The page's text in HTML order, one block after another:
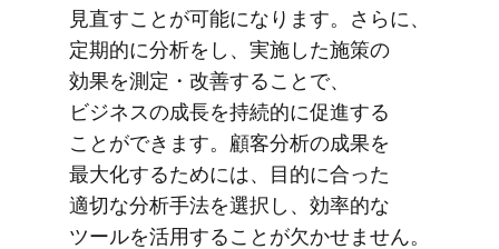
見直すことが​可能に​なります。​さらに、​
定期的に​分析を​し、​実施した​施策の​
効果を​測定・改善する​ことで、​
ビジネスの​成長を​持続的に​促進する​
ことができます。​顧客分析の​成果を​
最大化する​ためには、​目的に​合った​
適切な​分析手法を​選択し、​効率的な​
ツールを​活用する​ことが​欠かせません。​